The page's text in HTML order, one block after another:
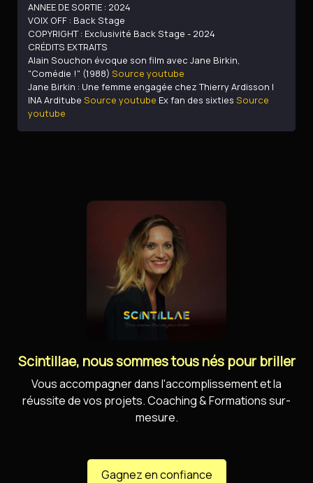
ANNEE DE SORTIE : 2024
VOIX OFF : Back Stage
COPYRIGHT : Exclusivité Back Stage - 2024
CRÉDITS EXTRAITS
Alain Souchon évoque son film avec Jane Birkin,
"Comédie !" (1988) Source youtube
Jane Birkin : Une femme engagée chez Thierry Ardisson |
INA Arditube Source youtube Ex fan des sixties Source
youtube
Scintillae, nous sommes tous nés pour briller
Vous accompagner dans l'accomplissement et la
réussite de vos projets. Coaching & Formations sur-
mesure.
Gagnez en confiance